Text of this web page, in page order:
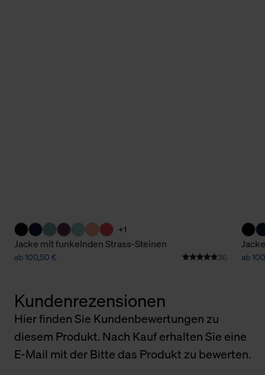
+1
Jacke mit funkelnden Strass-Steinen
ab 100,50 € 36 ab
Kundenrezensionen
Hier finden Sie Kundenbewertungen zu
diesem Produkt. Nach Kauf erhalten Sie eine
E-Mail mit der Bitte das Produkt zu bewerten.